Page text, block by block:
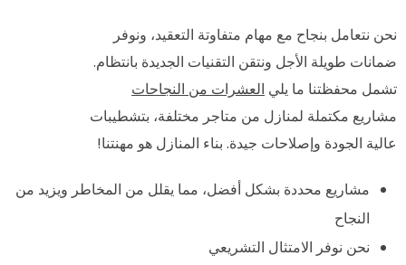
نحن نتعامل بنجاح مع مهام متفاوتة التعقيد، ونوفر
ضمانات طويلة الأجل ونتقن التقنيات الجديدة بانتظام.
تشمل محفظتنا ما يلي العشرات من النجاحات
مشاريع مكتملة لمنازل من متاجر مختلفة، بتشطيبات
عالية الجودة وإصلاحات جيدة. بناء المنازل هو مهنتنا!
مشاريع محددة بشكل أفضل، مما يقلل من المخاطر ويزيد من
النجاح
نحن نوفر الامتثال التشريعي